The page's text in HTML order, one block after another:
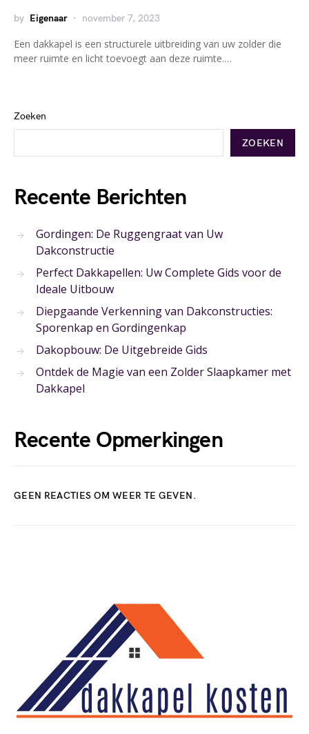
by Eigenaar november 7, 2023
Een dakkapel is een structurele uitbreiding van uw zolder die
meer ruimte en licht toevoegt aan deze ruimte.…
Zoeken
ZOEKEN
Recente Berichten
Gordingen: De Ruggengraat van Uw
Dakconstructie
Perfect Dakkapellen: Uw Complete Gids voor de
Ideale Uitbouw
Diepgaande Verkenning van Dakconstructies:
Sporenkap en Gordingenkap
Dakopbouw: De Uitgebreide Gids
Ontdek de Magie van een Zolder Slaapkamer met
Dakkapel
Recente Opmerkingen
GEEN REACTIES OM WEER TE GEVEN.